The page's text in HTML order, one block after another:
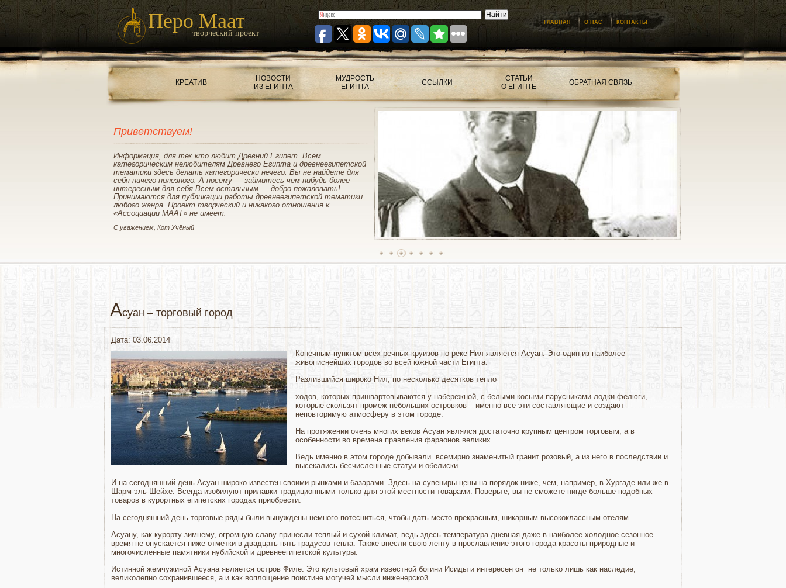
Перо Маат
творческий проект
ГЛАВНАЯ О НАС КОНТАКТЫ
КРЕАТИВ
НОВОСТИ
ИЗ ЕГИПТА
МУДРОСТЬ
ЕГИПТА
ССЫЛКИ
СТАТЬИ
О ЕГИПТЕ
ОБРАТНАЯ СВЯЗЬ
Приветствуем!
Информация, для тех кто любит Древний Египет. Всем
категорическим нелюбителям Древнего Египта и древнеегипетской
тематики здесь делать категорически нечего: Вы не найдете для
себя ничего полезного. А посему — займитесь чем-нибудь более
интересным для себя.Всем остальным — добро пожаловать!
Принимаются для публикации работы древнеегипетской тематики
любого жанра. Проект творческий и никакого отношения к
«Ассоциации МААТ» не имеет.
С уважением, Кот Учёный
1 2 3 4 5 6 7
Асуан – торговый город
Дата: 03.06.2014
Конечным пунктом всех речных круизов по реке Нил является Асуан. Это один из наиболее
живописнейших городов во всей южной части Египта.
Разлившийся широко Нил, по несколько десятков тепло
ходов, которых пришвартовываются у набережной, с белыми косыми парусниками лодки-фелюги,
которые скользят промеж небольших островков – именно все эти составляющие и создают
неповторимую атмосферу в этом городе.
На протяжении очень многих веков Асуан являлся достаточно крупным центром торговым, а в
особенности во времена правления фараонов великих.
Ведь именно в этом городе добывали всемирно знаменитый гранит розовый, а из него в последствии и
высекались бесчисленные статуи и обелиски.
И на сегодняшний день Асуан широко известен своими рынками и базарами. Здесь на сувениры цены на порядок ниже, чем, например, в Хургаде или же в
Шарм-эль-Шейхе. Всегда изобилуют прилавки традиционными только для этой местности товарами. Поверьте, вы не сможете нигде больше подобных
товаров в курортных египетских городах приобрести.
На сегодняшний день торговые ряды были вынуждены немного потесниться, чтобы дать место прекрасным, шикарным высококлассным отелям.
Асуану, как курорту зимнему, огромную славу принесли теплый и сухой климат, ведь здесь температура дневная даже в наиболее холодное сезонное
время не опускается ниже отметки в двадцать пять градусов тепла. Также внесли свою лепту в прославление этого города красоты природные и
многочисленные памятники нубийской и древнеегипетской культуры.
Истинной жемчужиной Асуана является остров Филе. Это культовый храм известной богини Исиды и интересен он не только лишь как наследие,
великолепно сохранившееся, а и как воплощение поистине могучей мысли инженерской.